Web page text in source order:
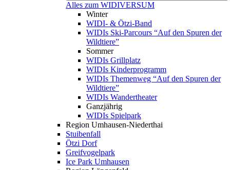
Alles zum WIDIVERSUM
Winter
WIDI- & Ötzi-Band
WIDIs Ski-Parcours “Auf den Spuren der
Wildtiere”
Sommer
WIDIs Grillplatz
WIDIs Kinderprogramm
WIDIs Themenweg “Auf den Spuren der
Wildtiere”
WIDIs Wandertheater
Ganzjährig
WIDIs Spielpark
Region Umhausen-Niederthai
Stuibenfall
Ötzi Dorf
Greifvogelpark
Ice Park Umhausen